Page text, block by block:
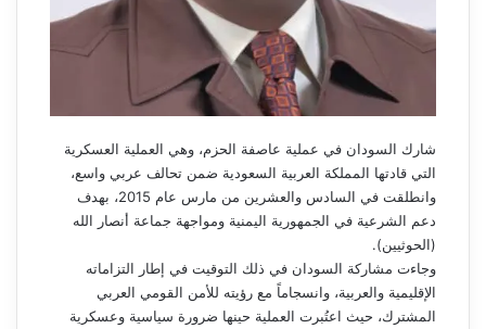
شارك السودان في عملية عاصفة الحزم، وهي العملية العسكرية
التي قادتها المملكة العربية السعودية ضمن تحالف عربي واسع،
وانطلقت في السادس والعشرين من مارس عام 2015، بهدف
دعم الشرعية في الجمهورية اليمنية ومواجهة جماعة أنصار الله
(الحوثيين).
وجاءت مشاركة السودان في ذلك التوقيت في إطار التزاماته
الإقليمية والعربية، وانسجاماً مع رؤيته للأمن القومي العربي
المشترك، حيث اعتُبرت العملية حينها ضرورة سياسية وعسكرية